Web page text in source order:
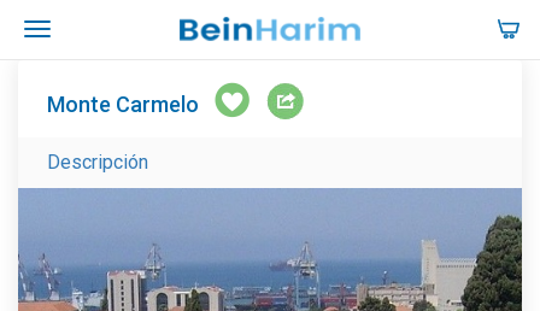
Monte Carmelo
Descripción